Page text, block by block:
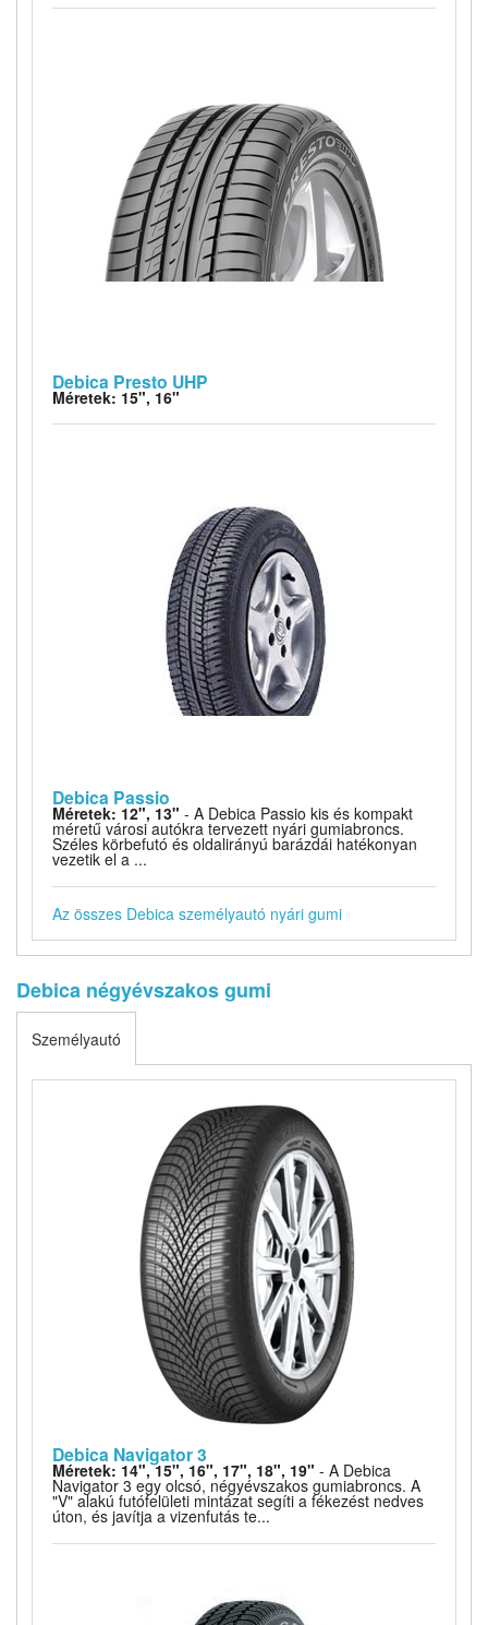
Debica Presto UHP
Méretek: 15", 16"
Debica Passio
Méretek: 12", 13" - A Debica Passio kis és kompakt
méretű városi autókra tervezett nyári gumiabroncs.
Széles körbefutó és oldalirányú barázdái hatékonyan
vezetik el a ...
Az összes Debica személyautó nyári gumi
Debica négyévszakos gumi
Személyautó
Debica Navigator 3
Méretek: 14", 15", 16", 17", 18", 19" - A Debica
Navigator 3 egy olcsó, négyévszakos gumiabroncs. A
"V" alakú futófelületi mintázat segíti a fékezést nedves
úton, és javítja a vizenfutás te...